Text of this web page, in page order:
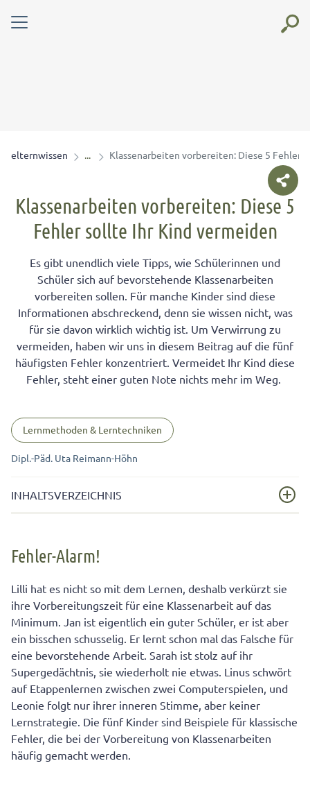
elternwissen Klassenarbeiten vorbereiten: Diese 5 Fehler
Klassenarbeiten vorbereiten: Diese 5
Fehler sollte Ihr Kind vermeiden
Es gibt unendlich viele Tipps, wie Schülerinnen und
Schüler sich auf bevorstehende Klassenarbeiten
vorbereiten sollen. Für manche Kinder sind diese
Informationen abschreckend, denn sie wissen nicht, was
für sie davon wirklich wichtig ist. Um Verwirrung zu
vermeiden, haben wir uns in diesem Beitrag auf die fünf
häufigsten Fehler konzentriert. Vermeidet Ihr Kind diese
Fehler, steht einer guten Note nichts mehr im Weg.
Lernmethoden & Lerntechniken
Dipl.-Päd. Uta Reimann-Höhn
INHALTSVERZEICHNIS
Fehler Nummer 1: Viel zu spät mit dem Lernen
Fehler Nummer 2: Das Falsche lernen
Fehler Nummer 3: Keine Übungen machen, das Wissen
nicht anwenden und wiederholen
Fehler Nummer 4: Ständig abgelenkt durch
Smartphone oder PC
Fehler Nummer 5: Ziellos lernen – ohne Strategie oder
Plan
Fehler-Alarm!
Lilli hat es nicht so mit dem Lernen, deshalb verkürzt sie
ihre Vorbereitungszeit für eine Klassenarbeit auf das
Minimum. Jan ist eigentlich ein guter Schüler, er ist aber
ein bisschen schusselig. Er lernt schon mal das Falsche für
eine bevorstehende Arbeit. Sarah ist stolz auf ihr
Supergedächtnis, sie wiederholt nie etwas. Linus schwört
auf Etappenlernen zwischen zwei Computerspielen, und
Leonie folgt nur ihrer inneren Stimme, aber keiner
Lernstrategie. Die fünf Kinder sind Beispiele für klassische
Fehler, die bei der Vorbereitung von Klassenarbeiten
häufig gemacht werden.